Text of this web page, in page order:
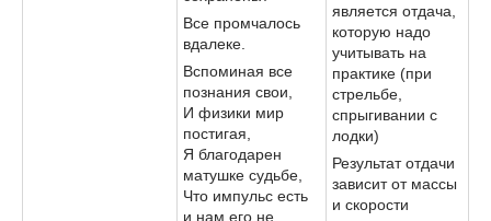
Все промчалось
вдалеке.
Вспоминая все
познания свои,
И физики мир
постигая,
Я благодарен
матушке судьбе,
Что импульс есть
и нам его не
является отдача,
которую надо
учитывать на
практике (при
стрельбе,
спрыгивании с
лодки)
Результат отдачи
зависит от массы
и скорости